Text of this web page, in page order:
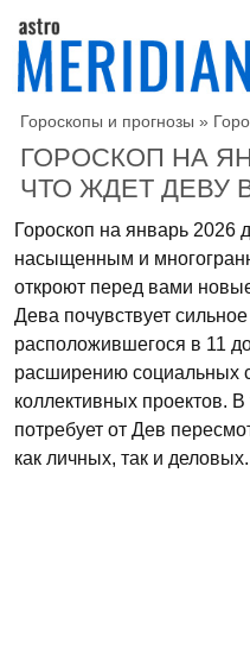
Гороскопы и прогнозы »
ГОРОСКОП НА
ЧТО ЖДЕТ ДЕВУ
Гороскоп на январь
насыщенным и
откроют перед вами
Дева почувствует
расположившегося в 11
расширению социальных
коллективных проектов.
потребует от Дев
как личных, так и деловых.